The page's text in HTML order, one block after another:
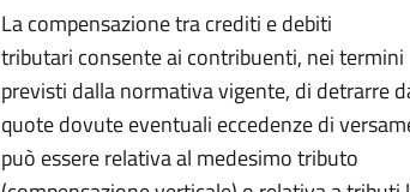
La compensazione tra crediti e debiti
tributari consente ai contribuenti, nei termini
previsti dalla normativa vigente, di detrarre
quote dovute eventuali eccedenze di
può essere relativa al medesimo tributo